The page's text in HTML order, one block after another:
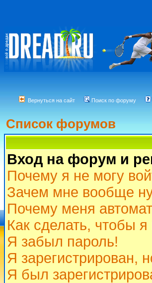
Вернуться на сайт Поиск по форуму
Список форумов
Вход на форум и
Почему я не могу
Зачем мне вообще
Почему меня
Как сделать, чтобы
Я забыл пароль!
Я зарегистрирован,
Я был